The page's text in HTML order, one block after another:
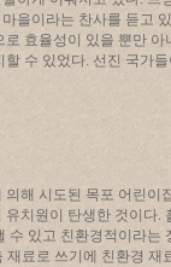
을이라는 찬사를 듣고
효율성이 있을 뿐만
수 있었다. 선진 국가
해 시도된 목포 어린이
치원이 탄생한 것이다.
수 있고 친환경적이라는
료로 쓰기에 친환경